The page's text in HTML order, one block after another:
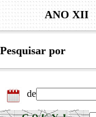
ANO XII
Pesquisar por
de